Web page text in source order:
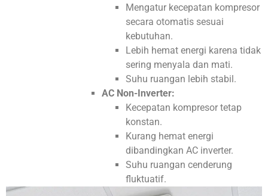
Mengatur kecepatan kompresor
secara otomatis sesuai
kebutuhan.
Lebih hemat energi karena tidak
sering menyala dan mati.
Suhu ruangan lebih stabil.
AC Non-Inverter:
Kecepatan kompresor tetap
konstan.
Kurang hemat energi
dibandingkan AC inverter.
Suhu ruangan cenderung
fluktuatif.